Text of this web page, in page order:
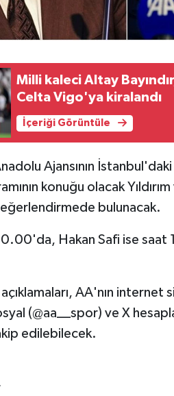
Milli kaleci Altay
Celta Vigo'ya kiralandı
İçeriği Görüntüle
Ajansının
konuğu olacak
bulunacak.
10.00'da, Hakan Safi ise
açıklamaları, AA'nın
(@aa__spor) ve X
edilebilecek.